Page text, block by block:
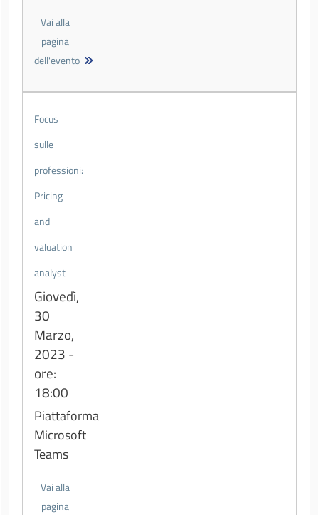
Vai alla
pagina
dell'evento
Focus
sulle
professioni:
Pricing
and
valuation
analyst
Giovedì,
30
Marzo,
2023 -
ore:
18:00
Piattaforma
Microsoft
Teams
Vai alla
pagina